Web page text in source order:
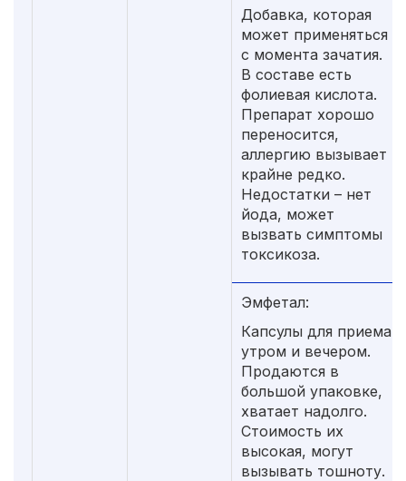
Добавка, которая
может применяться
с момента зачатия.
В составе есть
фолиевая кислота.
Препарат хорошо
переносится,
аллергию вызывает
крайне редко.
Недостатки – нет
йода, может
вызвать симптомы
токсикоза.
Эмфетал:
Капсулы для приема
утром и вечером.
Продаются в
большой упаковке,
хватает надолго.
Стоимость их
высокая, могут
вызывать тошноту.